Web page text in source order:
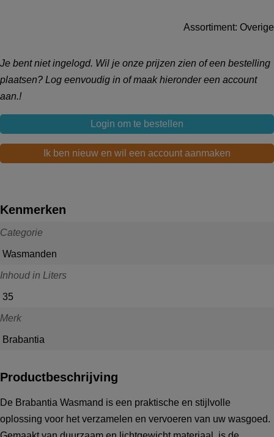
Assortiment: Overige
Je bent niet ingelogd. Wil je onze prijzen zien of een bestelling
plaatsen? Log eenvoudig in of maak hieronder een account
aan.!
Login om te bestellen
Ik ben nieuw en wil een account aanmaken
Kenmerken
Categorie
Wasmanden
Inhoud in Liters
35
Merk
Brabantia
Productbeschrijving
De Brabantia Wasmand is een praktische en stijlvolle
oplossing voor het verzamelen en vervoeren van uw wasgoed.